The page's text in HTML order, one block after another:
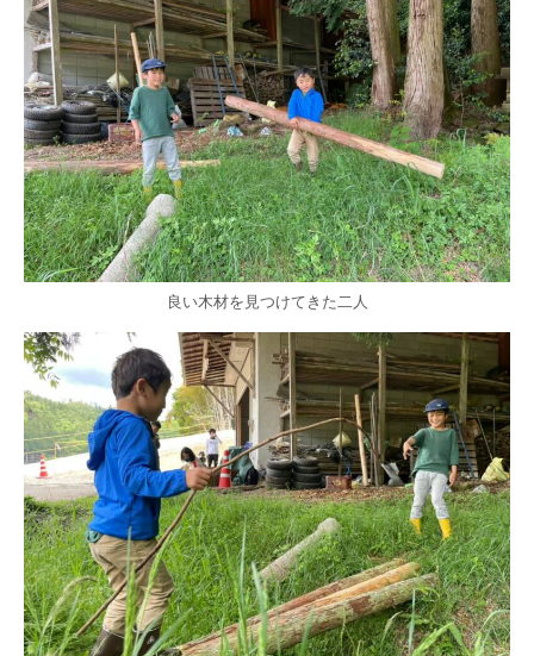
良い木材を見つけてきた二人